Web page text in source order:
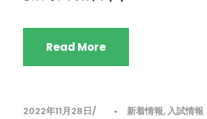
Read More
2022年11月28日 • 新着情報,入試情報